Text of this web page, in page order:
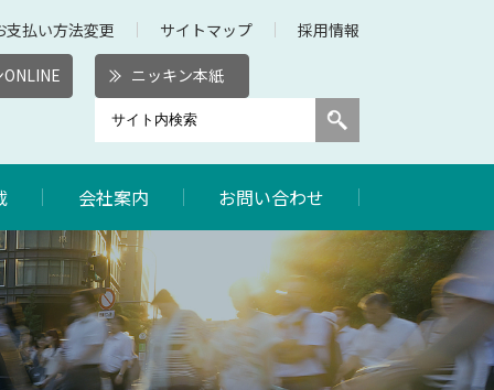
支払い方法変更 サイトマップ 採用情報
ニッキン本紙
会社案内 お問い合わせ